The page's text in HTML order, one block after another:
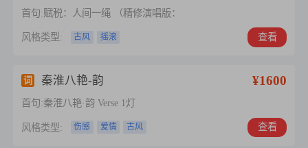
首句:赋税：人间一绳 （精修演唱版：
风格类型: 古风 摇滚 查看
词 秦淮八艳-韵 ¥1600
首句:秦淮八艳·韵 Verse 1灯
风格类型: 伤感 爱情 古风 查看